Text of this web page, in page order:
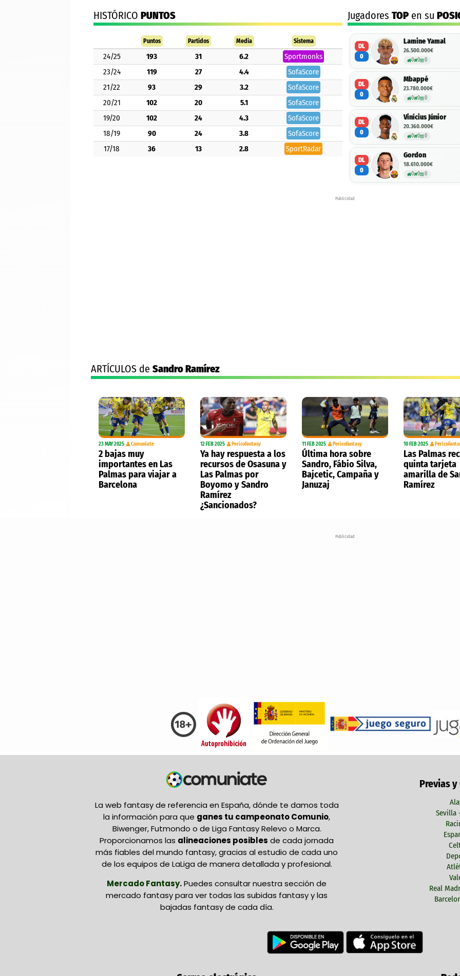
HISTÓRICO PUNTOS
Puntos Partidos Media Sistema
24/25 193 31 6.2
Sportmonks
23/24
119 27 4.4
SofaScore
21/22
93 29 3.2
SofaScore
20/21
102 20 5.1
SofaScore
19/20
102 24 4.3
SofaScore
18/19
90 24 3.8
SofaScore
17/18
36 13 2.8 SportRadar
Jugadores TOP en su
DL
0
Lamine Yamal
26.500.000€
0 0 0
DL
0
Mbappé
23.780.000€
0 0 0
DL
0
Vinícius Júnior
20.360.000€
0 0 0
DL
0
Gordon
18.610.000€
0 0 0
Publicidad
ARTÍCULOS de Sandro Ramírez
23 MAY 2025 Comuniate
2 bajas muy
importantes en Las
Palmas para viajar a
Barcelona
12 FEB 2025 PericoFantasy
Ya hay respuesta a los
recursos de Osasuna y
Las Palmas por
Boyomo y Sandro
Ramírez
¿Sancionados?
11 FEB 2025 PericoFantasy
Última hora sobre
Sandro, Fábio Silva,
Bajcetic, Campaña y
Januzaj
10 FEB 2025
Las Palmas
quinta tarjeta
amarilla de
Ramírez
Publicidad
La web fantasy de referencia en España, dónde te damos toda
la información para que ganes tu campeonato Comunio,
Biwenger, Futmondo o de Liga Fantasy Relevo o Marca.
Proporcionamos las alineaciones posibles de cada jornada
más fiables del mundo fantasy, gracias al estudio de cada uno
de los equipos de LaLiga de manera detallada y profesional.
Mercado Fantasy.Puedes consultar nuestra sección de
mercado fantasy para ver todas las subidas fantasy y las
bajadas fantasy de cada día.
Previas y
Sevilla
Real